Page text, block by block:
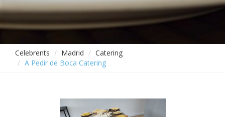
Celebrents Madrid
Catering
A Pedir de Boca Catering